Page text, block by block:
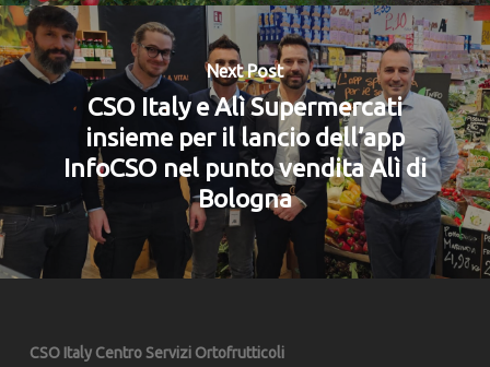
Next Post
CSO Italy e Alì Supermercati
insieme per il lancio dell’app
InfoCSO nel punto vendita Alì di
Bologna
CSO Italy Centro Servizi Ortofrutticoli